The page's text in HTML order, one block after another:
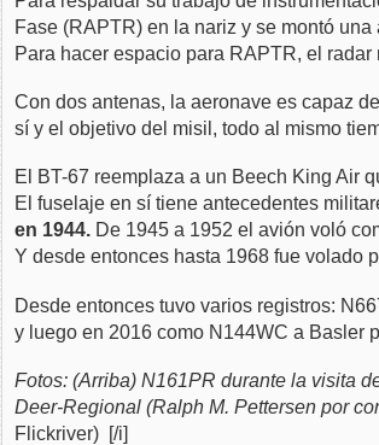
Fase (RAPTR) en la nariz y se montó
Para hacer espacio para RAPTR, el
Con dos antenas, la aeronave es capaz
sí y el objetivo del misil, todo al mismo
El BT-67 reemplaza a un Beech King Air
El fuselaje en sí tiene antecedentes
en 1944. De 1945 a 1952 el avión voló
Y desde entonces hasta 1968 fue volado
Desde entonces tuvo varios registros:
y luego en 2016 como N144WC a Basler
Fotos: (Arriba) N161PR durante la visita
Deer-Regional (Ralph M. Pettersen por
Flickriver) [/i]